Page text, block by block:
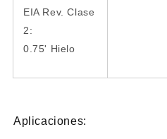
EIA Rev. Clase
2:
0.75' Hielo
Aplicaciones: